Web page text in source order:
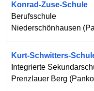
Konrad-Zuse-Schule
Berufsschule
Niederschönhausen (
Kurt-Schwitters-
Integrierte
Prenzlauer Berg (